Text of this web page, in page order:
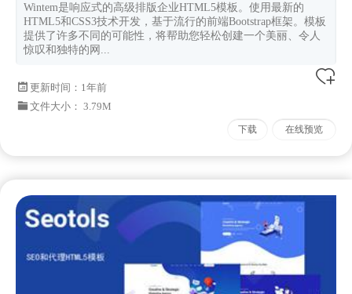
Wintem是响应式的高级排版企业HTML5模板。使用最新的
HTML5和CSS3技术开发，基于流行的前端Bootstrap框架。模板
提供了许多不同的可能性，将帮助您轻松创建一个美丽、令人
惊叹和独特的网...
更新时间： 1年前
文件大小： 3.79M
下载 在线预览